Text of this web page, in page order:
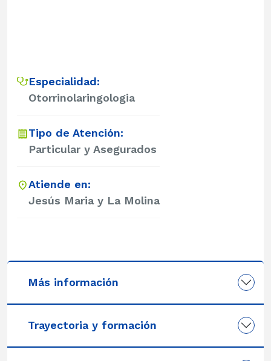
Especialidad:
Otorrinolaringologia
Tipo de Atención:
Particular y Asegurados
Atiende en:
Jesús Maria y La Molina
Más información
Trayectoria y formación